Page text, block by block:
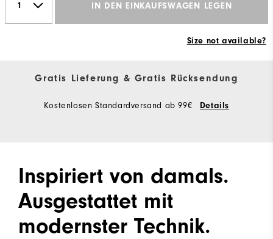
IN DEN EINKAUFSWAGEN LEGEN
Size not available?
Gratis Lieferung & Gratis Rücksendung
Kostenlosen Standardversand ab 99€ Details
Inspiriert von damals.
Ausgestattet mit
modernster Technik.